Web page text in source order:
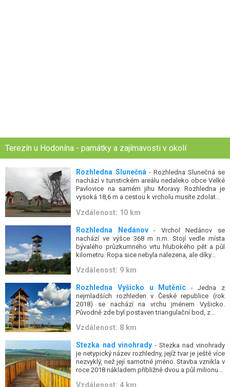
Terezín u Hodonína - památky a zajímavosti v okolí
Rozhledna Slunečná- Rozhledna Slunečná se
nachází v turistickém areálu nedaleko obce Velké
Pavlovice na samém jihu Moravy. Rozhledna je
vysoká 18,6 m a cestou k vrcholu musíte zdolat...
Vzdálenost: 10 km
Rozhledna Nedánov- Vrchol Nedánov se
nachází ve výšce 368 m n.m. Stojí vedle místa
bývalého průzkumného vrtu hlubokého pět a půl
kilometru. Ropa sice nebyla nalezena, ale díky...
Vzdálenost: 9 km
Rozhledna Vyšicko u Mutěnic - Jedna z
nejmladších rozhleden v České republice (rok
2018) se nachází na vrchu jménem Vyšicko.
Původně zde byl postaven triangulační bod, z...
Vzdálenost: 8 km
Stezka nad vinohrady- Stezka nad vinohrady
je netypický název rozhledny, jejíž tvar je ještě více
nezvyklý, než její samotné jméno. Stavba vznikla v
roce 2018 nákladem přibližně dvou a půl milionu...
Vzdálenost: 4 km